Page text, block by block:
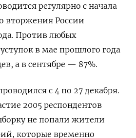
регулярно с начала
вторжения России
Против любых
в мае прошлого года
а в сентябре — 87%.
с 4 по 27 декабря.
2005 респондентов
не попали жители
которые временно